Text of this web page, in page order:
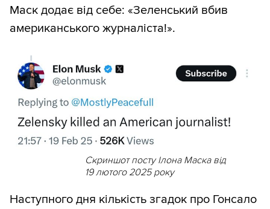
Маск додає від себе: «Зеленський вбив
американського журналіста!».
Скриншот посту Ілона Маска від
19 лютого 2025 року
Наступного дня кількість згадок про Гонсало